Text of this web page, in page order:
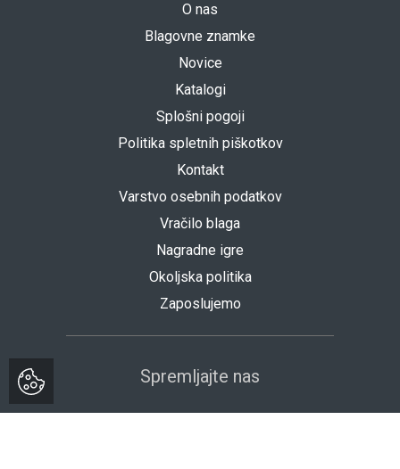
O nas
Blagovne znamke
Novice
Katalogi
Splošni pogoji
Politika spletnih piškotkov
Kontakt
Varstvo osebnih podatkov
Vračilo blaga
Nagradne igre
Okoljska politika
Zaposlujemo
Spremljajte nas